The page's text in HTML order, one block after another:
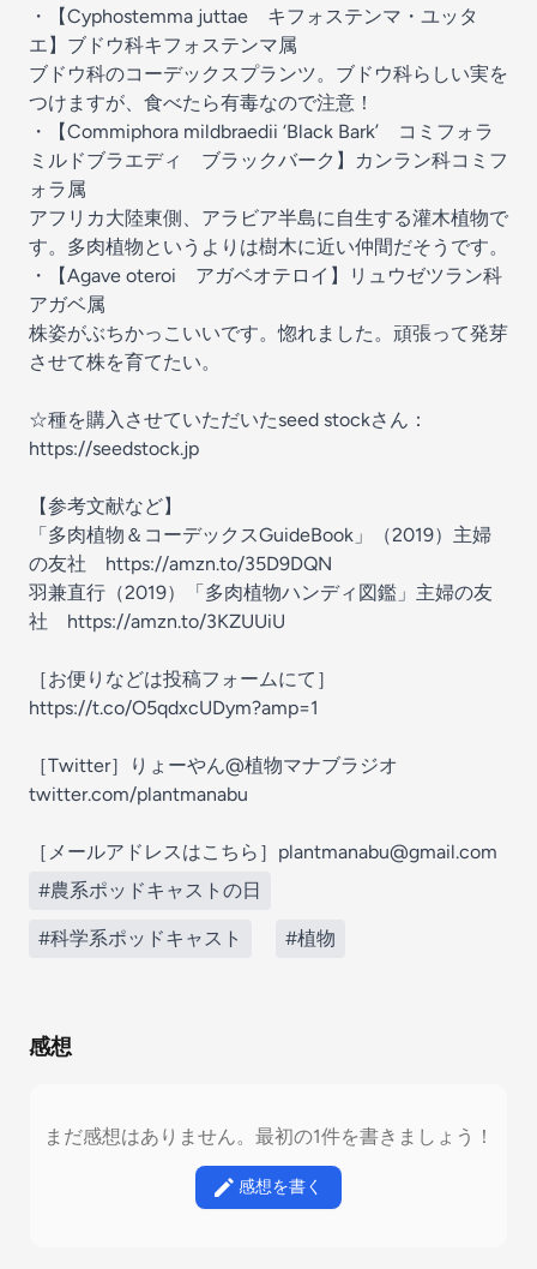
・【Cyphostemma juttae キフォステンマ・ユッタ
エ】ブドウ科キフォステンマ属
ブドウ科のコーデックスプランツ。ブドウ科らしい実を
つけますが、食べたら有毒なので注意！
・【Commiphora mildbraedii ‘Black Bark’ コミフォラ
ミルドブラエディ ブラックバーク】カンラン科コミフ
ォラ属
アフリカ大陸東側、アラビア半島に自生する灌木植物で
す。多肉植物というよりは樹木に近い仲間だそうです。
・【Agave oteroi アガベオテロイ】リュウゼツラン科
アガベ属
株姿がぶちかっこいいです。惚れました。頑張って発芽
させて株を育てたい。
☆種を購入させていただいたseed stockさん：
https://seedstock.jp
【参考文献など】
「多肉植物＆コーデックスGuideBook」（2019）主婦
の友社 https://amzn.to/35D9DQN
羽兼直行（2019）「多肉植物ハンディ図鑑」主婦の友
社 https://amzn.to/3KZUUiU
［お便りなどは投稿フォームにて］
https://t.co/O5qdxcUDym?amp=1
［Twitter］りょーやん@植物マナブラジオ
twitter.com/plantmanabu
［メールアドレスはこちら］plantmanabu@gmail.com
#農系ポッドキャストの日
#科学系ポッドキャスト #植物
感想
まだ感想はありません。最初の1件を書きましょう！
感想を書く